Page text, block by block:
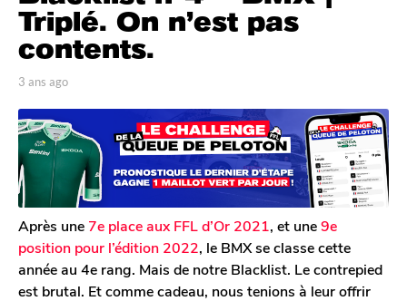
n
s
a
g
3
a
n
s
a
g
o
Triplé. On n’est pas
contents.
p
r
T
o
m
G
a
l
r
o
n
3 ans ago
s
a
Après une 7e place aux FFL d’Or 2021, et une9e
position pour l’édition 2022, le BMX se classe cette
année au 4e rang. Mais de notre Blacklist. Le contrepied
est brutal. Et comme cadeau, nous tenions à leur offrir